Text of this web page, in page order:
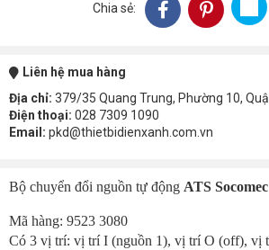
Chia sẻ:
Liên hệ mua hàng
Địa chỉ: 379/35 Quang Trung, Phường 10,
Điện thoại: 028 7309 1090
Email: pkd@thietbidienxanh.com.vn
Bộ chuyển đổi nguồn tự động ATS
Mã hàng: 9523 3080
Có 3 vị trí: vị trí I (nguồn 1), vị trí O (off), vị